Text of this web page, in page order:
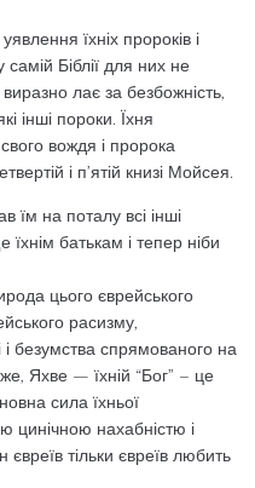
їхніх пророків і
самій Біблії для них не
лає за безбожність,
інші пороки. Їхня
вождя і пророка
і п’ятій книзі Мойсея.
їм на поталу всі інші
батькам і тепер ніби
цього єврейського
расизму,
і безумства спрямованого на
Яхве — їхній “Бог” – це
сила їхньої
цинічною нахабністю і
тільки євреїв любить